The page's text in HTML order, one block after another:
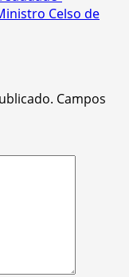
Celso de
Campos